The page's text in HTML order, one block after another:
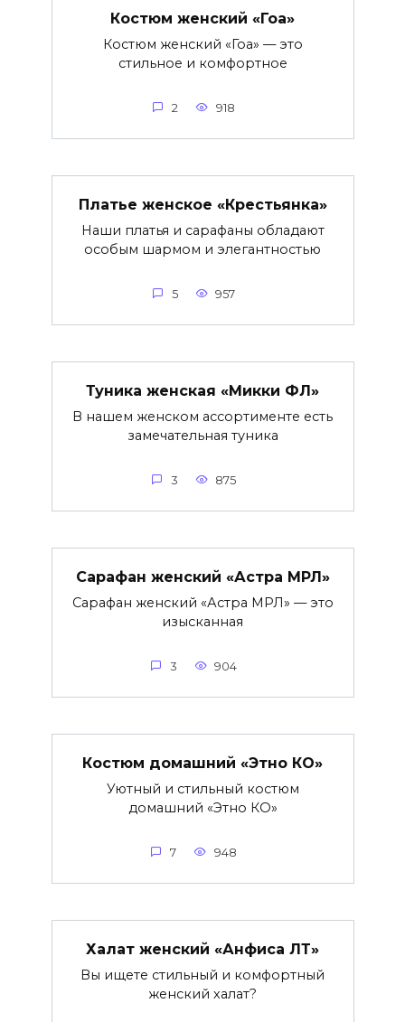
Костюм женский «Гоа»
Костюм женский «Гоа» — это
стильное и комфортное
2 918
Платье женское «Крестьянка»
Наши платья и сарафаны обладают
особым шармом и элегантностью
5 957
Туника женская «Микки ФЛ»
В нашем женском ассортименте есть
замечательная туника
3 875
Сарафан женский «Астра МРЛ»
Сарафан женский «Астра МРЛ» — это
изысканная
3 904
Костюм домашний «Этно КО»
Уютный и стильный костюм
домашний «Этно КО»
7 948
Халат женский «Анфиса ЛТ»
Вы ищете стильный и комфортный
женский халат?